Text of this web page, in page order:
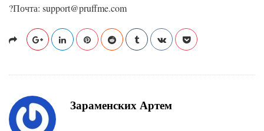
?Почта: support@pruffme.com
Зараменских Артем